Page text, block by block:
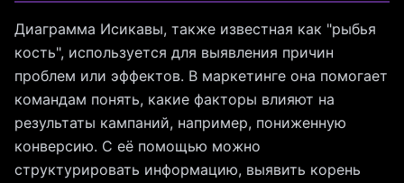
Диаграмма Исикавы, также известная как "рыбья
кость", используется для выявления причин
проблем или эффектов. В маркетинге она помогает
командам понять, какие факторы влияют на
результаты кампаний, например, пониженную
конверсию. С её помощью можно
структурировать информацию, выявить корень